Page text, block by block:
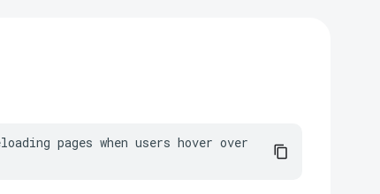
pages when users hover over